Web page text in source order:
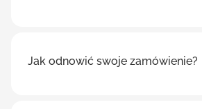
Jak odnowić swoje zamówienie?